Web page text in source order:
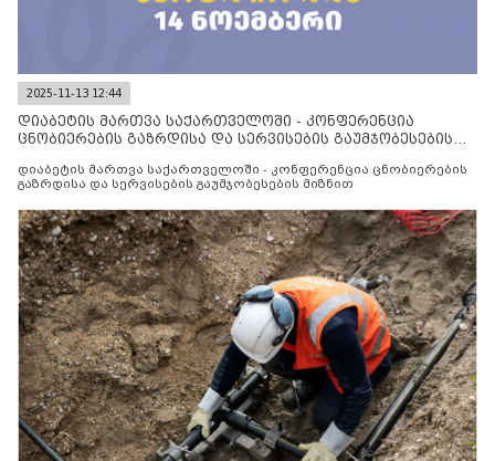
2025-11-13 12:44
დიაბეტის მართვა საქართველოში - კონფერენცია
ცნობიერების გაზრდისა და სერვისების გაუმჯობესების
დიაბეტის მართვა საქართველოში - კონფერენცია ცნობიერების
გაზრდისა და სერვისების გაუმჯობესების მიზნით